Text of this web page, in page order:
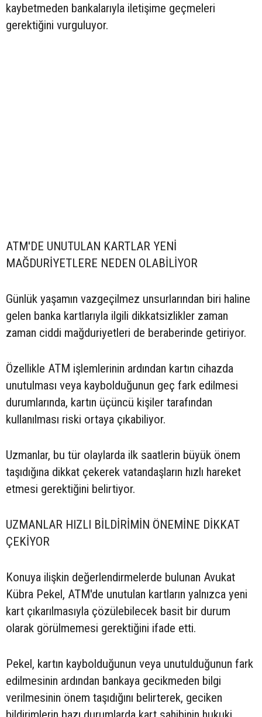
kaybetmeden bankalarıyla iletişime geçmeleri
gerektiğini vurguluyor.
ATM'DE UNUTULAN KARTLAR YENİ
MAĞDURİYETLERE NEDEN OLABİLİYOR
Günlük yaşamın vazgeçilmez unsurlarından biri haline
gelen banka kartlarıyla ilgili dikkatsizlikler zaman
zaman ciddi mağduriyetleri de beraberinde getiriyor.
Özellikle ATM işlemlerinin ardından kartın cihazda
unutulması veya kaybolduğunun geç fark edilmesi
durumlarında, kartın üçüncü kişiler tarafından
kullanılması riski ortaya çıkabiliyor.
Uzmanlar, bu tür olaylarda ilk saatlerin büyük önem
taşıdığına dikkat çekerek vatandaşların hızlı hareket
etmesi gerektiğini belirtiyor.
UZMANLAR HIZLI BİLDİRİMİN ÖNEMİNE DİKKAT
ÇEKİYOR
Konuya ilişkin değerlendirmelerde bulunan Avukat
Kübra Pekel, ATM'de unutulan kartların yalnızca yeni
kart çıkarılmasıyla çözülebilecek basit bir durum
olarak görülmemesi gerektiğini ifade etti.
Pekel, kartın kaybolduğunun veya unutulduğunun fark
edilmesinin ardından bankaya gecikmeden bilgi
verilmesinin önem taşıdığını belirterek, geciken